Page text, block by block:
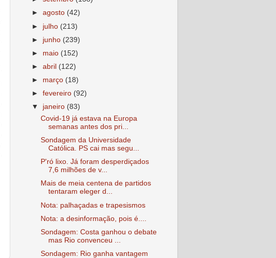
►agosto (42)
► julho (213)
► junho (239)
► maio (152)
►abril (122)
► março (18)
►fevereiro (92)
▼ janeiro (83)
Covid-19 já estava na Europa
semanas antes dos pri...
Sondagem da Universidade
Católica. PS cai mas segu...
P'ró lixo. Já foram desperdiçados
7,6 milhões de v...
Mais de meia centena de partidos
tentaram eleger d...
Nota: palhaçadas e trapesismos
Nota: a desinformação, pois é....
Sondagem: Costa ganhou o debate
mas Rio convenceu ...
Sondagem: Rio ganha vantagem